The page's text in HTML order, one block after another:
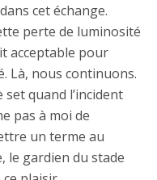
cet échange.
perte de luminosité
acceptable pour
Là, nous continuons.
set quand l’incident
pas à moi de
un terme au
le gardien du stade